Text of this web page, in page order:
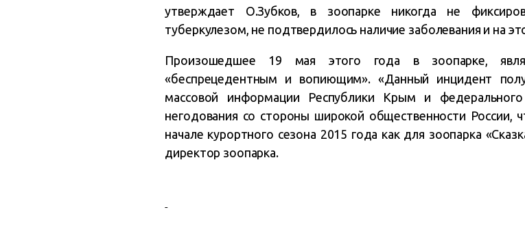
утверждает О.Зубков, в зоопарке никогда не
туберкулезом, не подтвердилось наличие заболевания и на
Произошедшее 19 мая этого года в зоопарке,
«беспрецедентным и вопиющим». «Данный инцидент
массовой информации Республики Крым и
негодования со стороны широкой общественности России,
начале курортного сезона 2015 года как для зоопарка
директор зоопарка.